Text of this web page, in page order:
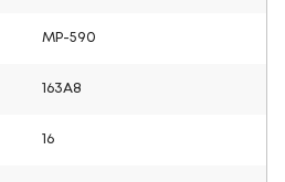
MP-590
163A8
16